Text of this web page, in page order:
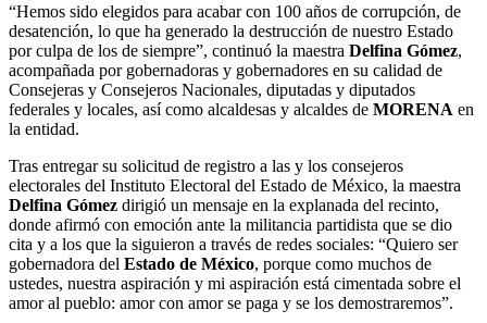
“Hemos sido elegidos para acabar con 100 años de corrupción, de
desatención, lo que ha generado la destrucción de nuestro Estado
por culpa de los de siempre”, continuó la maestra Delfina Gómez,
acompañada por gobernadoras y gobernadores en su calidad de
Consejeras y Consejeros Nacionales, diputadas y diputados
federales y locales, así como alcaldesas y alcaldes de MORENA en
la entidad.
Tras entregar su solicitud de registro a las y los consejeros
electorales del Instituto Electoral del Estado de México, la maestra
Delfina Gómez dirigió un mensaje en la explanada del recinto,
donde afirmó con emoción ante la militancia partidista que se dio
cita y a los que la siguieron a través de redes sociales: “Quiero ser
gobernadora del Estado de México, porque como muchos de
ustedes, nuestra aspiración y mi aspiración está cimentada sobre el
amor al pueblo: amor con amor se paga y se los demostraremos”.